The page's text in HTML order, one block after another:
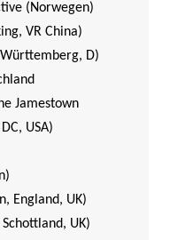
(Norwegen)
VR China)
D)
Jamestown
USA)
England, UK)
UK)